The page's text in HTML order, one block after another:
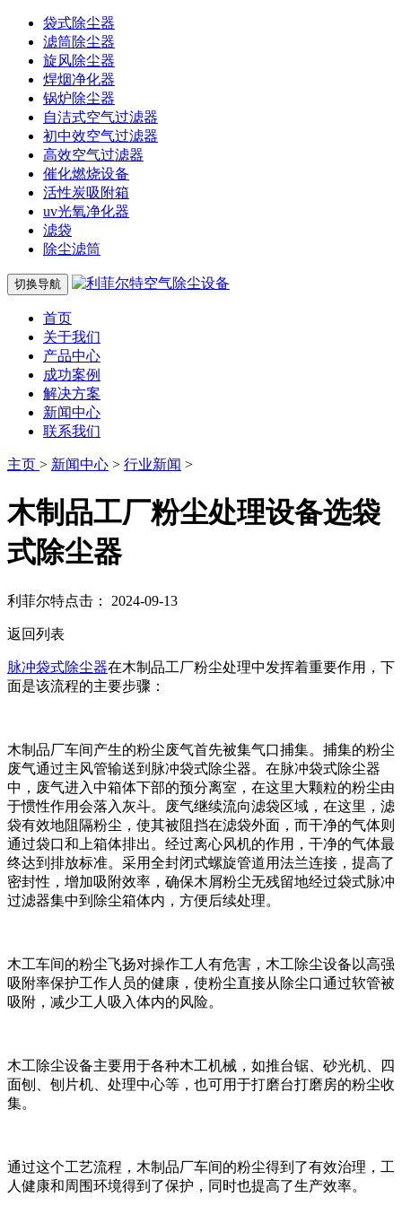
袋式除尘器
滤筒除尘器
旋风除尘器
焊烟净化器
锅炉除尘器
自洁式空气过滤器
初中效空气过滤器
高效空气过滤器
催化燃烧设备
活性炭吸附箱
uv光氧净化器
滤袋
除尘滤筒
切换导航
首页
关于我们
产品中心
成功案例
解决方案
新闻中心
联系我们
主页 > 新闻中心 > 行业新闻 >
木制品工厂粉尘处理设备选袋
式除尘器
利菲尔特点击： 2024-09-13
返回列表
脉冲袋式除尘器在木制品工厂粉尘处理中发挥着重要作用，下
面是该流程的主要步骤：
木制品厂车间产生的粉尘废气首先被集气口捕集。捕集的粉尘
废气通过主风管输送到脉冲袋式除尘器。在脉冲袋式除尘器
中，废气进入中箱体下部的预分离室，在这里大颗粒的粉尘由
于惯性作用会落入灰斗。废气继续流向滤袋区域，在这里，滤
袋有效地阻隔粉尘，使其被阻挡在滤袋外面，而干净的气体则
通过袋口和上箱体排出。经过离心风机的作用，干净的气体最
终达到排放标准。采用全封闭式螺旋管道用法兰连接，提高了
密封性，增加吸附效率，确保木屑粉尘无残留地经过袋式脉冲
过滤器集中到除尘箱体内，方便后续处理。
木工车间的粉尘飞扬对操作工人有危害，木工除尘设备以高强
吸附率保护工作人员的健康，使粉尘直接从除尘口通过软管被
吸附，减少工人吸入体内的风险。
木工除尘设备主要用于各种木工机械，如推台锯、砂光机、四
面刨、刨片机、处理中心等，也可用于打磨台打磨房的粉尘收
集。
通过这个工艺流程，木制品厂车间的粉尘得到了有效治理，工
人健康和周围环境得到了保护，同时也提高了生产效率。